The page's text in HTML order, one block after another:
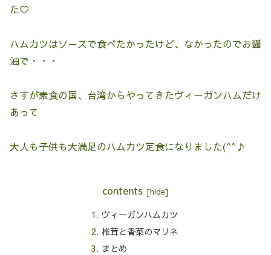
た♡
ハムカツはソースで食べたかったけど、なかったのでお醤
油で・・・
さすが素食の国、台湾からやってきたヴィーガンハムだけ
あって
大人も子供も大満足のハムカツ定食になりました(^^♪
contents
ヴィーガンハムカツ
椎茸と香菜のマリネ
まとめ